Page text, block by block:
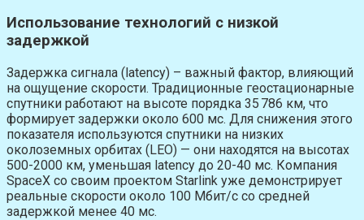
Использование технологий с низкой
задержкой
Задержка сигнала (latency) – важный фактор, влияющий
на ощущение скорости. Традиционные геостационарные
спутники работают на высоте порядка 35 786 км, что
формирует задержки около 600 мс. Для снижения этого
показателя используются спутники на низких
околоземных орбитах (LEO) — они находятся на высотах
500-2000 км, уменьшая latency до 20-40 мс. Компания
SpaceX со своим проектом Starlink уже демонстрирует
реальные скорости около 100 Мбит/с со средней
задержкой менее 40 мс.